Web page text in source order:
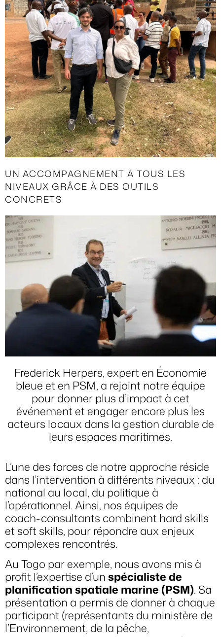
UN ACCOMPAGNEMENT À TOUS LES
NIVEAUX GRÂCE À DES OUTILS
CONCRETS
Frederick Herpers, expert en Économie
bleue et en PSM, a rejoint notre équipe
pour donner plus d’impact à cet
événement et engager encore plus les
acteurs locaux dans la gestion durable de
leurs espaces maritimes.
L’une des forces de notre approche réside
dans l’intervention à différents niveaux : du
national au local, du politique à
l’opérationnel. Ainsi, nos équipes de
coach-consultants combinent hard skills
et soft skills, pour répondre aux enjeux
complexes rencontrés.
Au Togo par exemple, nous avons mis à
profit l’expertise d’unspécialiste de
planification spatiale marine (PSM). Sa
présentation a permis de donner à chaque
participant (représentants du ministère de
l’Environnement, de la pêche,